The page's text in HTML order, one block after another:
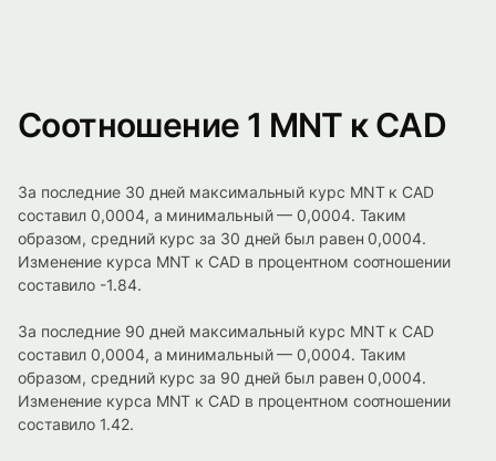
Соотношение 1 MNT к CAD
За последние 30 дней максимальный курс MNT к CAD
составил 0,0004, а минимальный — 0,0004. Таким
образом, средний курс за 30 дней был равен 0,0004.
Изменение курса MNT к CAD в процентном соотношении
составило -1.84.
За последние 90 дней максимальный курс MNT к CAD
составил 0,0004, а минимальный — 0,0004. Таким
образом, средний курс за 90 дней был равен 0,0004.
Изменение курса MNT к CAD в процентном соотношении
составило 1.42.